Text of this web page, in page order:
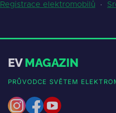
Registrace elektromobilů ·
EVMAGAZIN
PRŮVODCE SVĚTEM